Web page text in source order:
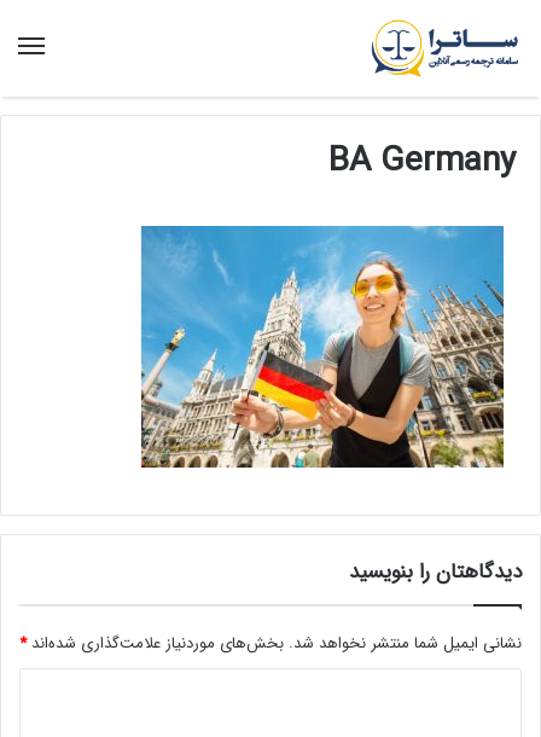
منو
BA Germany
دیدگاهتان را بنویسید
نشانی ایمیل شما منتشر نخواهد شد. بخش‌های موردنیاز علامت‌گذاری شده‌اند*